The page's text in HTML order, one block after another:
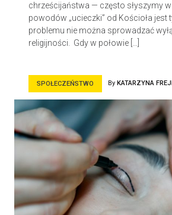
chrześcijaństwa — często słyszymy
powodów „ucieczki” od Kościoła jest
problemu nie można sprowadzać
religijności. Gdy w połowie […]
SPOŁECZEŃSTWO By KATARZYNA